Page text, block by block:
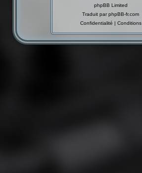
phpBB Limited
Traduit parphpBB-fr.com
Confidentialité
Conditions